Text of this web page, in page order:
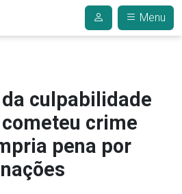
Menu
culpabilidade
crime
pena por